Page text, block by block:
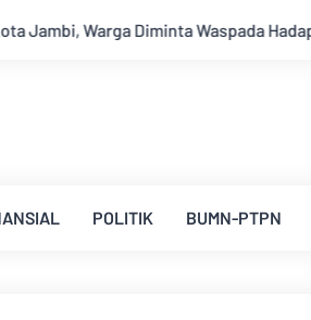
Puncak Kemarau Survei
POLITIK BUMN-PTPN